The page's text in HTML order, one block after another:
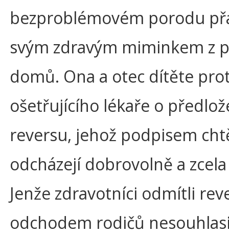
bezproblémovém porodu
svým zdravým miminkem z
domů. Ona a otec dítěte
ošetřujícího lékaře o
reversu, jehož podpisem
odcházejí dobrovolně a
Jenže zdravotníci odmítli
odchodem rodičů